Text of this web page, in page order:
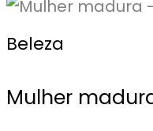
Beleza
Mulher